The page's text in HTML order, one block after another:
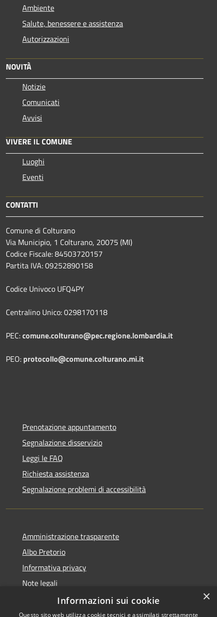
Ambiente
Salute, benessere e assistenza
Autorizzazioni
NOVITÀ
Notizie
Comunicati
Avvisi
VIVERE IL COMUNE
Luoghi
Eventi
CONTATTI
Comune di Colturano
Via Municipio, 1 Colturano, 20075 (MI)
Codice Fiscale: 84503720157
Partita IVA: 09252890158
Codice Univoco UFQ4PY
Centralino Unico: 0298170118
PEC:comune.colturano@pec.regione.lombardia.it
PEO: protocollo@comune.colturano.mi.it
Prenotazione appuntamento
Segnalazione disservizio
Leggi le FAQ
Richiesta assistenza
Segnalazione problemi di accessibilità
Amministrazione trasparente
Albo Pretorio
Informativa privacy
Note legali
Dichiarazione di accessibilità
×
Informazioni sui cookie
Questo sito web utilizza cookie tecnici e assimilati strettamente